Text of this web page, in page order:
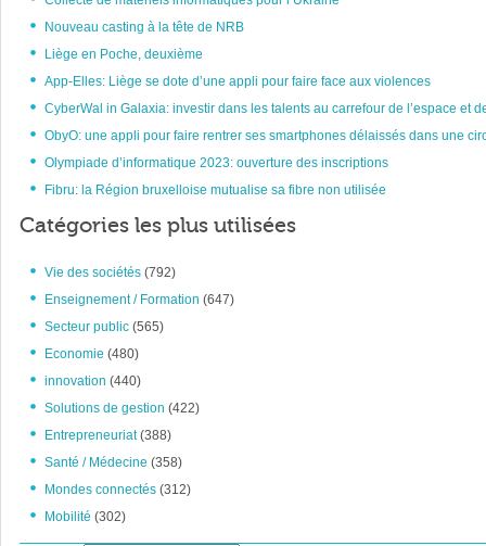
Nouveau casting à la tête de NRB
Liège en Poche, deuxième
App-Elles: Liège se dote d’une appli pour faire face aux violences
CyberWal in Galaxia: investir dans les talents au carrefour de l’espace et
ObyO: une appli pour faire rentrer ses smartphones délaissés dans une
Olympiade d’informatique 2023: ouverture des inscriptions
Fibru: la Région bruxelloise mutualise sa fibre non utilisée
Catégories les plus utilisées
Vie des sociétés (792)
Enseignement / Formation (647)
Secteur public (565)
Economie (480)
innovation (440)
Solutions de gestion (422)
Entrepreneuriat(388)
Santé / Médecine (358)
Mondes connectés (312)
Mobilité (302)